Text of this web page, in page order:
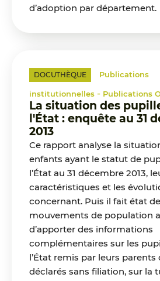
d’adoption par département.
DOCUTHÈQUE Publications
institutionnelles - Publications
La situation des
l'État : enquête au 31
2013
Ce rapport analyse la
enfants ayant le statut de
l’État au 31 décembre 2013,
caractéristiques et les
concernant. Puis il fait état
mouvements de population
d’apporter des informations
complémentaires sur les
l’État remis par leurs parents
déclarés sans filiation, sur la